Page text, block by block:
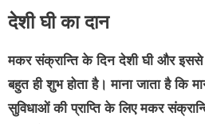
देशी घी का दान
मकर संक्रान्ति के दिन देशी घी और इससे
बहुत ही शुभ होता है। माना जाता है कि
सुविधाओं की प्राप्ति के लिए मकर